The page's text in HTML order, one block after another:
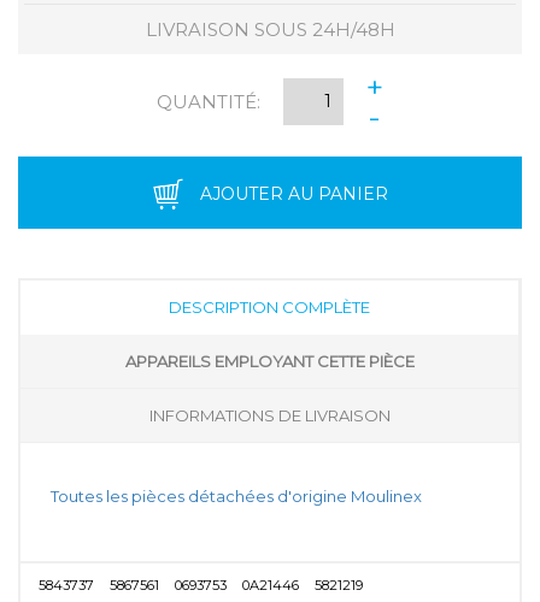
LIVRAISON SOUS 24H/48H
QUANTITÉ:
+
-
AJOUTER AU PANIER
DESCRIPTION COMPLÈTE
APPAREILS EMPLOYANT CETTE PIÈCE
INFORMATIONS DE LIVRAISON
Toutes les pièces détachées d'origine Moulinex
5843737 5867561 0693753 0A21446 5821219